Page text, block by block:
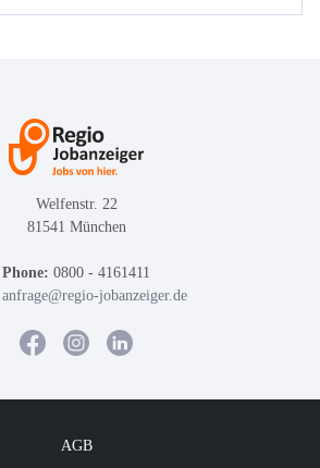
Welfenstr. 22
81541 München
Phone: 0800 - 4161411
anfrage@regio-jobanzeiger.de
AGB